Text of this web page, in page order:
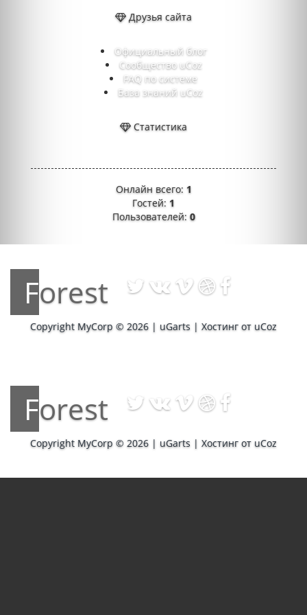
Друзья сайта
Официальный блог
Сообщество uCoz
FAQ по системе
База знаний uCoz
Статистика
Онлайн всего: 1
Гостей: 1
Пользователей:0
Forest
Copyright MyCorp © 2026 | uGarts | Хостинг от uCoz
Forest
Copyright MyCorp © 2026 | uGarts | Хостинг от uCoz